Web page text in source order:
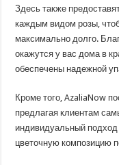
Здесь также
каждым видом розы,
максимально долго.
окажутся у вас дома в
обеспечены надежной
Кроме того, AzaliaNow
предлагая клиентам
индивидуальный
цветочную композицию